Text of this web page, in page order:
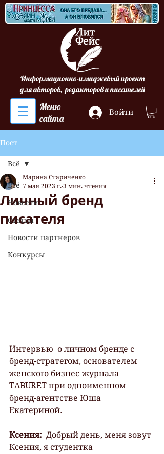
Информационно-имиджевый проект
для авторов, редакторов и писателей
Меню
сайта
Войти
Пост
Всё
Новости
Статьи
Новости партнеров
Конкурсы
Всё
Личный бренд
писателя
Марина Стариченко
7 мая 2023 г. 3 мин. чтения
Интервью  о личном бренде с
бренд-стратегом, основателем
женского бизнес-журнала
TABURET при одноименном
бренд-агентстве Юша
Екатериной.
Ксения:
  Добрый день, меня зовут
Ксения, я студентка